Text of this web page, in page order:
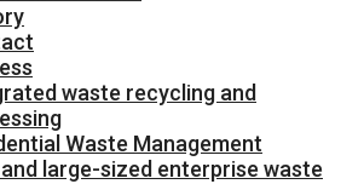
waste recycling and
Waste Management
and large-sized enterprise waste